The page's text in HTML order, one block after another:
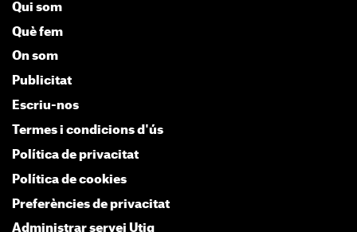
Qui som
Què fem
On som
Publicitat
Escriu-nos
Termes i condicions d'ús
Política de privacitat
Política de cookies
Preferències de privacitat
Administrar servei Utiq